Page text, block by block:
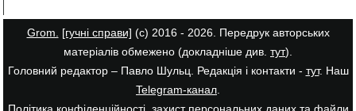
Grom. [гучні справи] (с) 2016 - 2026. Передрук авторських
матеріалів обмежено (докладніше див. тут).
Головний редактор – Павло Шульц. Редакція і контакти - тут. Наш
Telegram-канал
Політика конфіденційності, захист персональних даних та файли